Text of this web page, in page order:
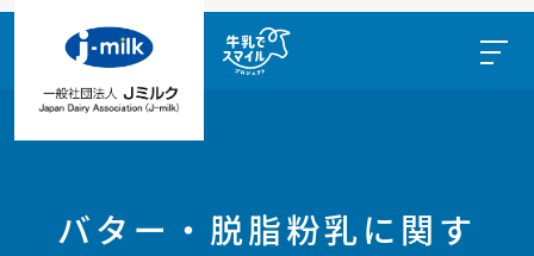
バター・脱脂粉乳に関す